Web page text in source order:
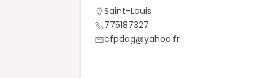
Saint-Louis
775187327
cfpdag@yahoo.fr